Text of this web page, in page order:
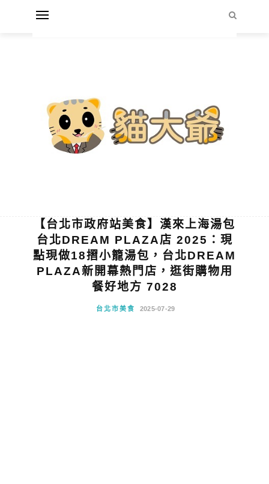
【台北市政府站美食】漢來上海湯包
台北DREAM PLAZA店 2025：現
點現做18摺小籠湯包，台北DREAM
PLAZA新開幕熱門店，逛街購物用
餐好地方 7028
台北市美食 2025-07-29